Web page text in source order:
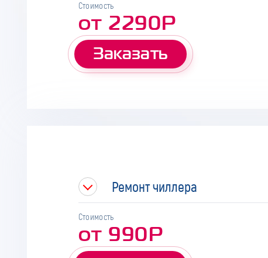
Стоимость
от 2290Р
Заказать
Ремонт чиллера
Стоимость
от 990Р